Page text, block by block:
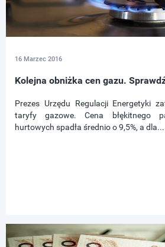
16 Marzec 2016
Kolejna obniżka cen gazu.
Prezes Urzędu Regulacji Energetyki
taryfy gazowe. Cena błękitnego
hurtowych spadła średnio o 9,5%, a dla...